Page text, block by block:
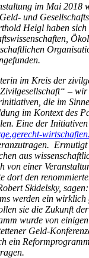
im Mai 2018
und
Heigl haben
im Kreis der
– wir
die im
im Kontext des
Eine der
aus
von einer
dort den
Skidelsky,
werden ein wirklich
sie die Zukunft
wurde von
Geld-
ein